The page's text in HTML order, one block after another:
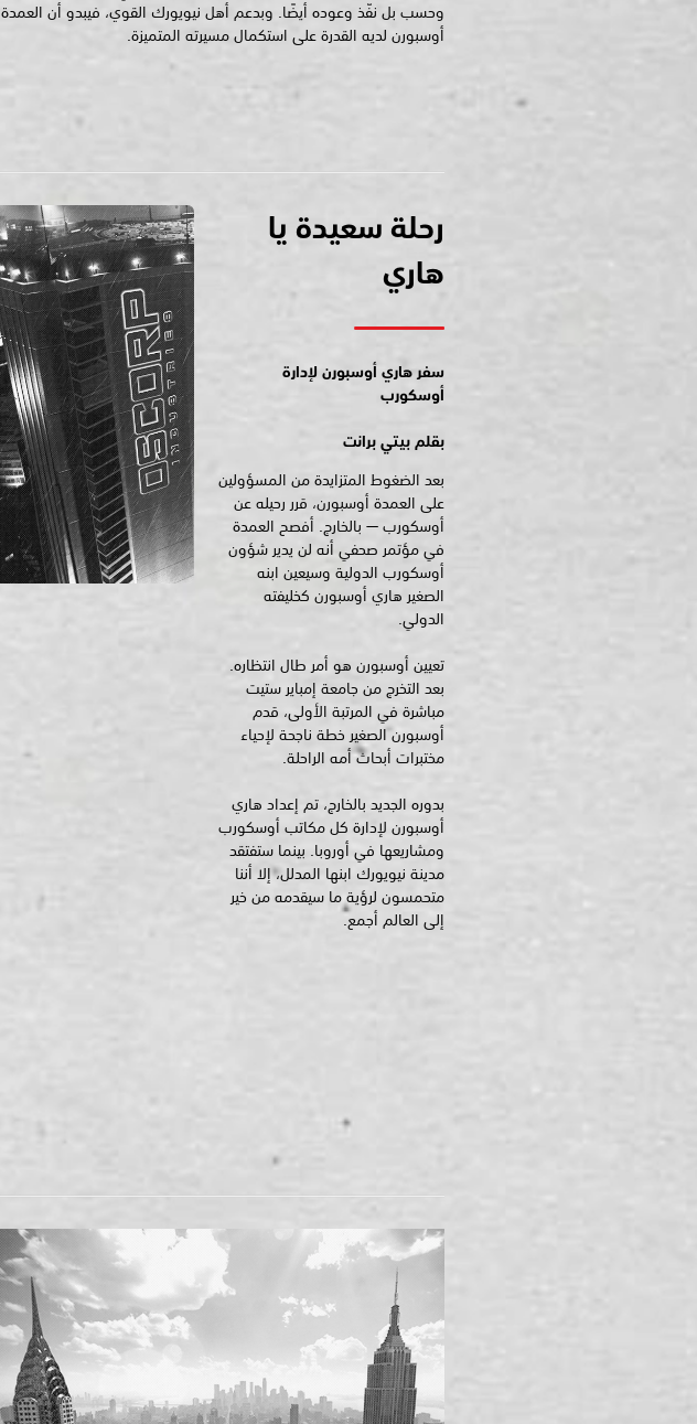
وحسب بل نفّذ وعوده أيضًا. وبدعم أهل نيويورك القوي، فيبدو أن العمدة
أوسبورن لديه القدرة على استكمال مسيرته المتميزة.
رحلة سعيدة يا
هاري
سفر هاري أوسبورن لإدارة
أوسكورب
بقلم بيتي برانت
بعد الضغوط المتزايدة من المسؤولين
على العمدة أوسبورن، قرر رحيله عن
أوسكورب — بالخارج. أفصح العمدة
في مؤتمر صحفي أنه لن يدير شؤون
أوسكورب الدولية وسيعين ابنه
الصغير هاري أوسبورن كخليفته
الدولي.
تعيين أوسبورن هو أمر طال انتظاره.
بعد التخرج من جامعة إمباير ستيت
مباشرة في المرتبة الأولى، قدم
أوسبورن الصغير خطة ناجحة لإحياء
مختبرات أبحاث أمه الراحلة.
بدوره الجديد بالخارج، تم إعداد هاري
أوسبورن لإدارة كل مكاتب أوسكورب
ومشاريعها في أوروبا. بينما ستفتقد
مدينة نيويورك ابنها المدلل، إلا أننا
متحمسون لرؤية ما سيقدمه من خير
إلى العالم أجمع.